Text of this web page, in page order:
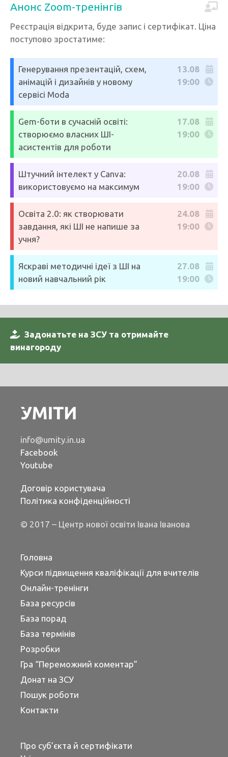
Анонс Zoom-тренінгів
Реєстрація відкрита, буде запис і сертифікат. Ціна
поступово зростатиме:
Генерування презентацій, схем,
анімацій і дизайнів у новому
сервісі Moda
13.08
19:00
Gem-боти в сучасній освіті:
створюємо власних ШІ-
асистентів для роботи
17.08
19:00
Штучний інтелект у Canva:
використовуємо на максимум
20.08
19:00
Освіта 2.0: як створювати
завдання, які ШІ не напише за
учня?
24.08
19:00
Яскраві методичні ідеї з ШІ на
новий навчальний рік
27.08
19:00
Задонатьте на ЗСУ та отримайте
винагороду
info@umity.in.ua
Facebook
Youtube
Договір користувача
Політика конфіденційності
© 2017 – Центр нової освіти Івана Іванова
Головна
Курси підвищення кваліфікації для вчителів
Онлайн-тренінги
База ресурсів
База порад
База термінів
Розробки
Гра “Переможний коментар”
Донат на ЗСУ
Пошук роботи
Контакти
Про суб’єкта й сертифікати